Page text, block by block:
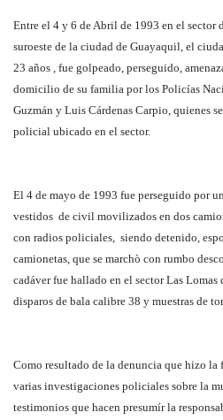
Entre el 4 y 6 de Abril de 1993 en el sector
suroeste de la ciudad de Guayaquil, el
23 años , fue golpeado, perseguido,
domicilio de su familia por los Policías
Guzmán y Luis Cárdenas Carpio, quienes
policial ubicado en el sector.
El 4 de mayo de 1993 fue perseguido por
vestidos de civil movilizados en dos
con radios policiales, siendo detenido,
camionetas, que se marchò con rumbo
cadáver fue hallado en el sector Las
disparos de bala calibre 38 y muestras de
Como resultado de la denuncia que hizo
varias investigaciones policiales sobre la
testimonios que hacen presumír la